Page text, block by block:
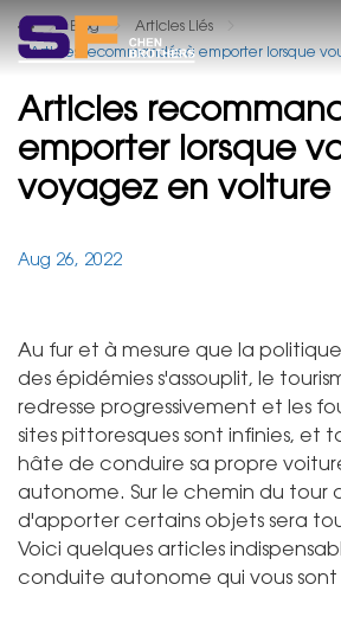
Blog
Articles Liés
Articles recommandés à emporter lorsque
Articles
emporter lorsque
voyagez en voiture
Aug 26, 2022
Au fur et à mesure que la
des épidémies s'assouplit, le
redresse progressivement et les
sites pittoresques sont infinies, et
hâte de conduire sa propre
autonome. Sur le chemin du tour
d'apporter certains objets sera
Voici quelques articles
conduite autonome qui vous